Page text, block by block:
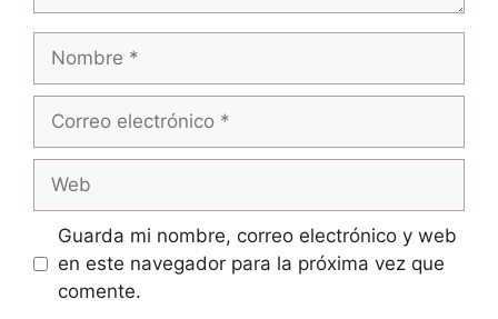
electrónico
Guarda mi nombre, correo electrónico y web
en este navegador para la próxima vez que
comente.